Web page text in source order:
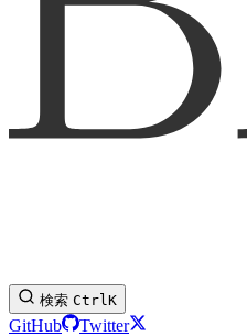
検索 CtrlK
GitHub
Twitter